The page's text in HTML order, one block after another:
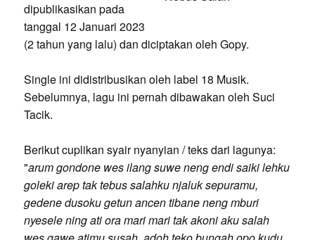
dipublikasikan pada
tanggal 12 Januari 2023
(2 tahun yang lalu) dan diciptakan oleh Gopy.
Single ini didistribusikan oleh label 18 Musik.
Sebelumnya, lagu ini pernah dibawakan oleh Suci
Tacik.
Berikut cuplikan syair nyanyian / teks dari lagunya:
"arum gondone wes ilang suwe neng endi saiki lehku
goleki arep tak tebus salahku njaluk sepuramu,
gedene dusoku getun ancen tibane neng mburi
nyesele ning ati ora mari mari tak akoni aku salah